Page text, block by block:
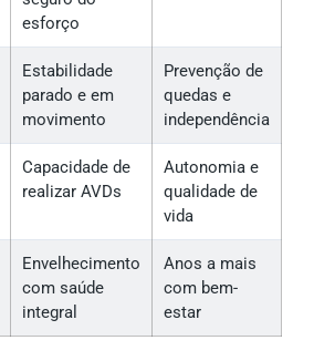
esforço
Estabilidade
parado e em
movimento
Prevenção de
quedas e
independência
Capacidade de
realizar AVDs
Autonomia e
qualidade de
vida
Envelhecimento
com saúde
integral
Anos a mais
com bem-
estar